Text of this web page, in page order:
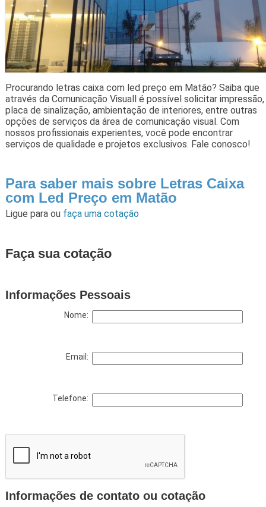
Procurando letras caixa com led preço em Matão? Saiba que
através da Comunicação Visuall é possível solicitar impressão,
placa de sinalização, ambientação de interiores, entre outras
opções de serviços da área de comunicação visual. Com
nossos profissionais experientes, você pode encontrar
serviços de qualidade e projetos exclusivos. Fale conosco!
Para saber mais sobre Letras Caixa
com Led Preço em Matão
Ligue para ou faça uma cotação
Faça sua cotação
Informações Pessoais
Nome:
Email:
Telefone:
Informações de contato ou cotação